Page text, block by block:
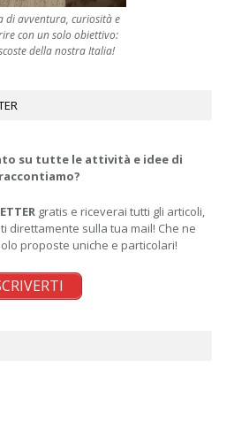
di avventura, curiosità e
con un solo obiettivo:
della nostra Italia!
su tutte le attività e idee di
gratis e riceverai tutti gli articoli,
direttamente sulla tua mail! Che ne
proposte uniche e particolari!